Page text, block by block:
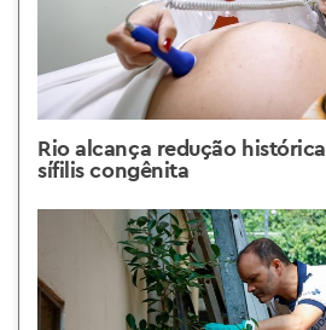
Rio alcança redução
sífilis congênita